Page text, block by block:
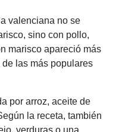
valenciana no se
sino con pollo,
marisco apareció más
las más populares
por arroz, aceite de
la receta, también
verduras o una